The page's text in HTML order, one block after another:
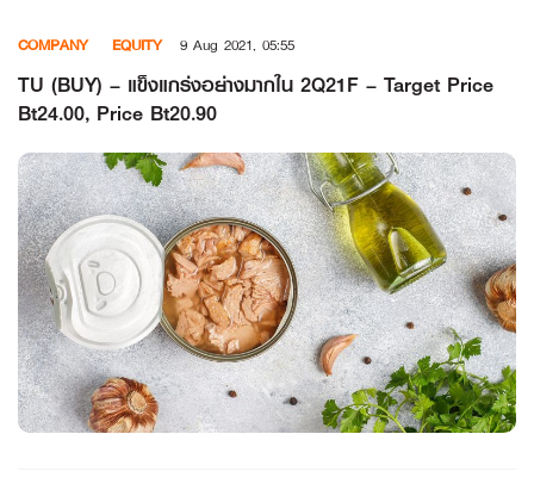
content
COMPANY EQUITY 9 Aug 2021, 05:55
TU (BUY) – แข็งแกร่งอย่างมากใน 2Q21F – Target Price
Bt24.00, Price Bt20.90